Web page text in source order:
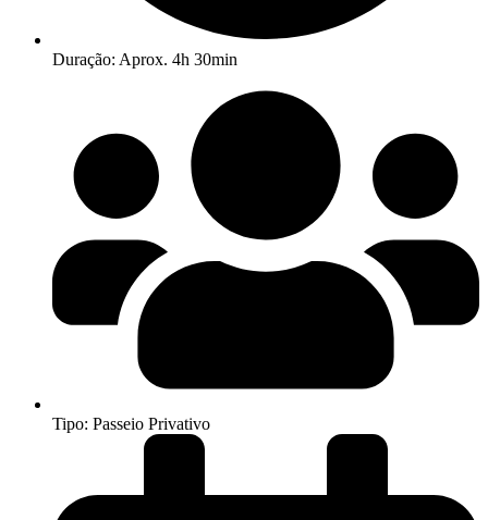
Duração: Aprox. 4h 30min
Tipo: Passeio Privativo